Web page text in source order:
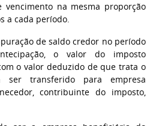
vencimento na mesma proporção
a cada período.
de saldo credor no período
o valor do imposto
o valor deduzido de que trata o
ser transferido para empresa
contribuinte do imposto,